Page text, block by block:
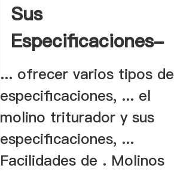
Sus
Especificaciones-
XSM .
... ofrecer varios tipos de
especificaciones, ... el
molino triturador y sus
especificaciones, ...
Facilidades de . Molinos